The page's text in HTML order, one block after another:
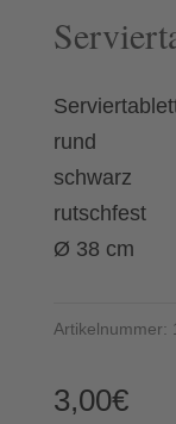
rund
schwarz
rutschfest
Ø 38 cm
Artikelnummer:
3,00€